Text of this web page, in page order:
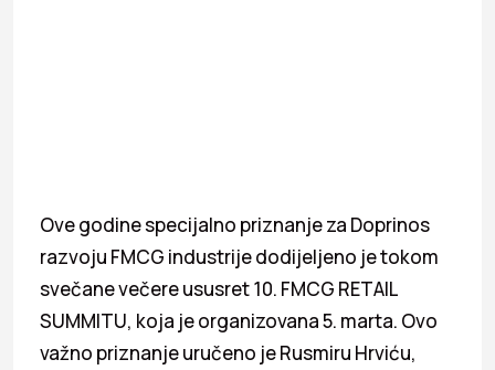
Ove godine specijalno priznanje za Doprinos
razvoju FMCG industrije dodijeljeno je tokom
svečane večere ususret 10. FMCG RETAIL
SUMMITU, koja je organizovana 5. marta. Ovo
važno priznanje uručeno je Rusmiru Hrviću,